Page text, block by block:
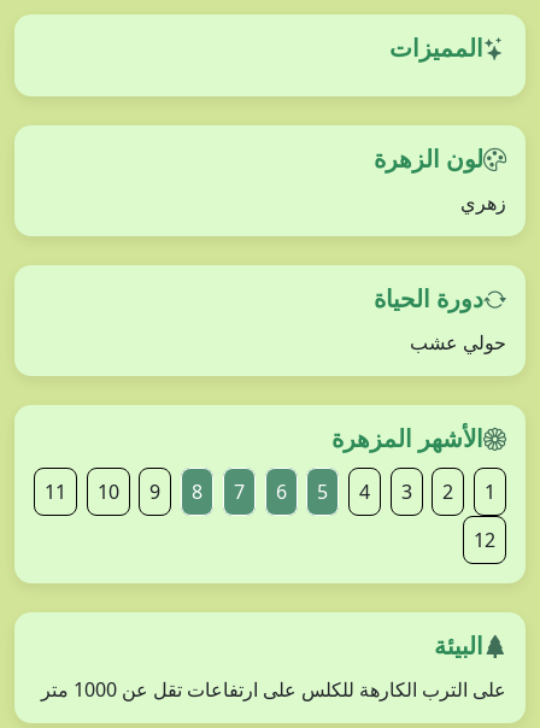
المميزات
لون الزهرة
زهري
دورة الحياة
حولي عشب
الأشهر المزهرة
1
2
3
4
5
6
7
8
9
10
11
12
البيئة
على الترب الكارهة للكلس على ارتفاعات تقل عن 1000 متر